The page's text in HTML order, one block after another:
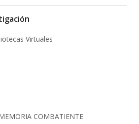
Virtuales
COMBATIENTE